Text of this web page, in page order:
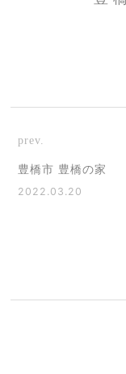
prev.
豊橋市 豊橋の家
2022.03.20